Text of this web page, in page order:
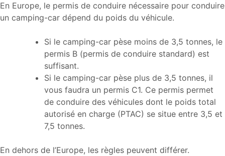
En Europe, le permis de conduire nécessaire pour conduire
un camping-car dépend du poids du véhicule.
Si le camping-car pèse moins de 3,5 tonnes, le
permis B (permis de conduire standard) est
suffisant.
Si le camping-car pèse plus de 3,5 tonnes, il
vous faudra un permis C1. Ce permis permet
de conduire des véhicules dont le poids total
autorisé en charge (PTAC) se situe entre 3,5 et
7,5 tonnes.
En dehors de l’Europe, les règles peuvent différer.